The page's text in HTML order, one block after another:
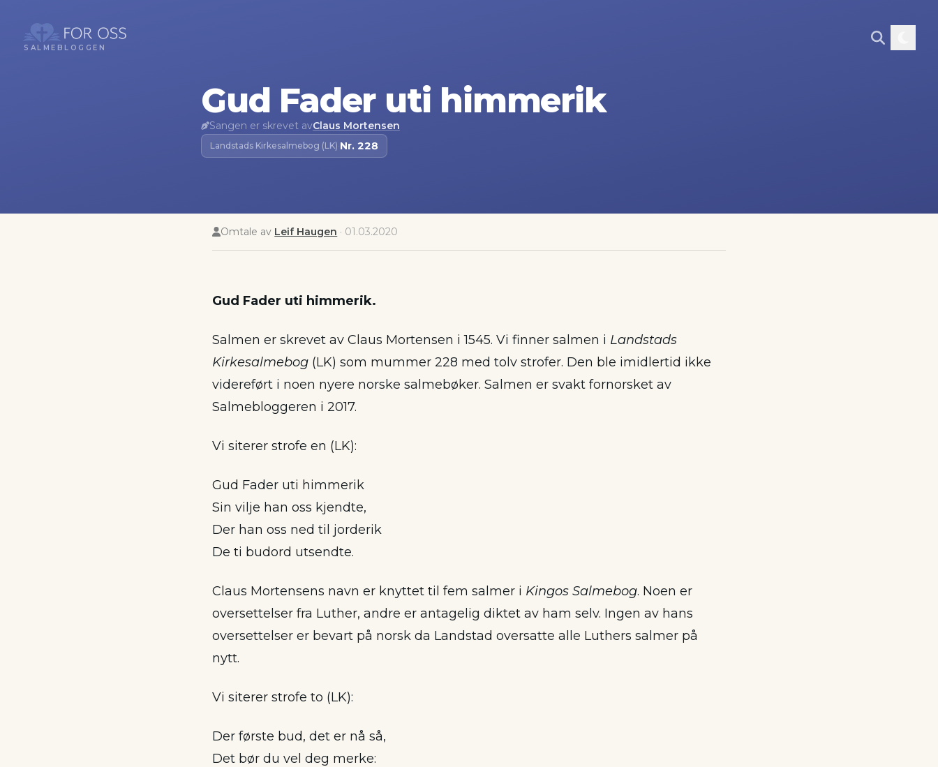
SALMEBLOGGEN
Gud Fader uti himmerik
Sangen er skrevet avClaus Mortensen
Landstads Kirkesalmebog (LK)·Nr. 228
Omtale av Leif Haugen · 01.03.2020
Gud Fader uti himmerik.
Salmen er skrevet av Claus Mortensen i 1545. Vi finner salmen i Landstads
Kirkesalmebog (LK) som mummer 228 med tolv strofer. Den ble imidlertid ikke
videreført i noen nyere norske salmebøker. Salmen er svakt fornorsket av
Salmebloggeren i 2017.
Vi siterer strofe en (LK):
Gud Fader uti himmerik
Sin vilje han oss kjendte,
Der han oss ned til jorderik
De ti budord utsendte.
Claus Mortensens navn er knyttet til fem salmer i Kingos Salmebog. Noen er
oversettelser fra Luther, andre er antagelig diktet av ham selv. Ingen av hans
oversettelser er bevart på norsk da Landstad oversatte alle Luthers salmer på
nytt.
Vi siterer strofe to (LK):
Der første bud, det er nå så,
Det bør du vel deg merke: